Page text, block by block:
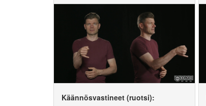
Käännösvastineet (ruotsi):